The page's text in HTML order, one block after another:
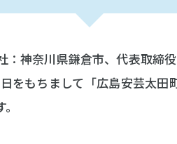
：神奈川県鎌倉市、代表取締
をもちまして「広島安芸太田